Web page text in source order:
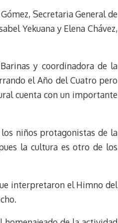
Secretaria General de
Yekuana y Elena Chávez,
y coordinadora de la
el Año del Cuatro pero
cuenta con un importante
niños protagonistas de la
la cultura es otro de los
interpretaron el Himno del